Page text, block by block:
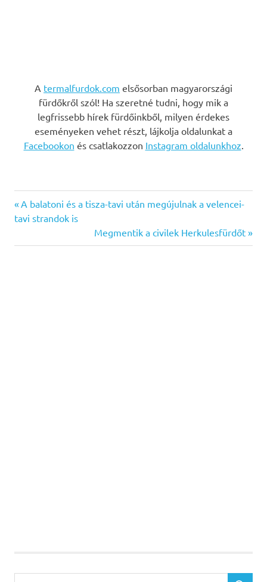
A termalfurdok.com elsősorban magyarországi
fürdőkről szól! Ha szeretné tudni, hogy mik a
legfrissebb hírek fürdőinkből, milyen érdekes
eseményeken vehet részt, lájkolja oldalunkat a
Facebookon és csatlakozzon Instagram oldalunkhoz
Bejegyzés
Previous
Post:
A balatoni és a tisza-tavi után megújulnak a velencei-
tavi strandok is
Next
Post:
Megmentik a civilek Herkulesfürdőt